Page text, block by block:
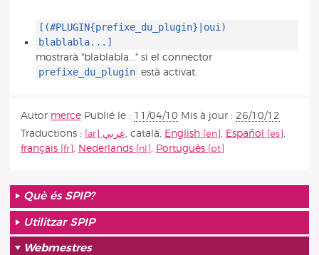
[(#PLUGIN{prefixe_du_plugin}|oui)
blablabla...]
mostrarà "blablabla..." si el connector
prefixe_du_plugin està activat.
Autor merce Publié le : 11/04/10 Mis à jour : 26/10/12
Traductions :
عربي, català, English , Español
,
français
, Nederlands , Português
Què és SPIP?
Utilitzar SPIP
Webmestres